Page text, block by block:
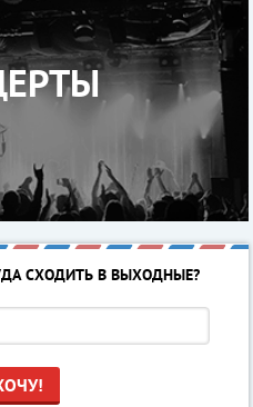
СХОДИТЬ В ВЫХОДНЫЕ?